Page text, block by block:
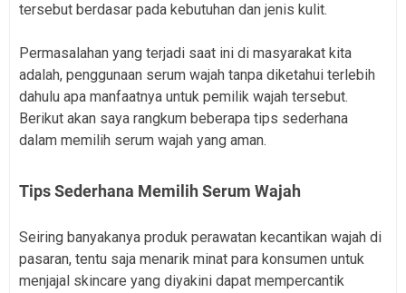
tersebut berdasar pada kebutuhan dan jenis kulit.
Permasalahan yang terjadi saat ini di masyarakat kita
adalah, penggunaan serum wajah tanpa diketahui terlebih
dahulu apa manfaatnya untuk pemilik wajah tersebut.
Berikut akan saya rangkum beberapa tips sederhana
dalam memilih serum wajah yang aman.
Tips Sederhana Memilih Serum Wajah
Seiring banyakanya produk perawatan kecantikan wajah di
pasaran, tentu saja menarik minat para konsumen untuk
menjajal skincare yang diyakini dapat mempercantik